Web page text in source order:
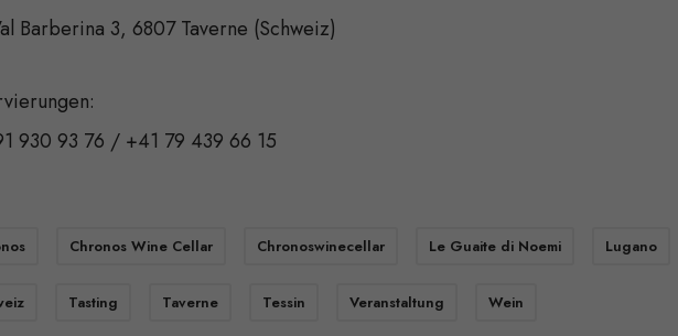
Barberina 3, 6807 Taverne (Schweiz)
930 93 76 / +41 79 439 66 15
Chronos Wine Cellar Chronoswinecellar Le Guaite di Noemi Lugano
Tasting Taverne Tessin Veranstaltung Wein